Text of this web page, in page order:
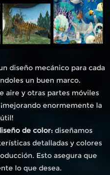
diseño mecánico para cada
un buen marco.
aire y otras partes móviles
enormemente la
de color:diseñamos
detalladas y colores
Esto asegura que
lo que desea.